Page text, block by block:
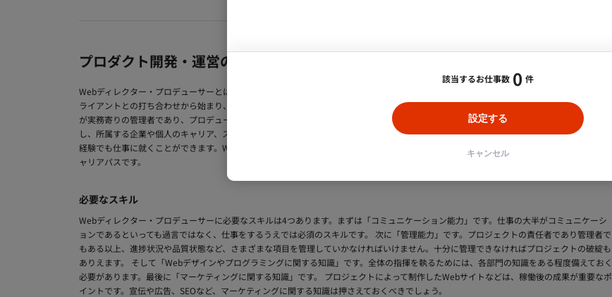
プロダクト開発・運営のお仕事をお探しの方
Webディレクター・プロデューサーとは、Webビジネスにおいてプロジェクトの指揮や管理、監督を行う責任者のことを言います。仕事はク
ライアントとの打ち合わせから始まり、予算管理や人員管理、進捗管理など、管理者としての業務を行います。 一般的にはWebディレクター
が実務寄りの管理者であり、プロデューサーが計画寄りの管理者です。平均年収は450万円前後と全体平均420万円よりも高い水準です。ただ
し、所属する企業や個人のキャリア、スキルによっては1,000万円以上の収入を得ることも可能です。 なるために必要な資格などはなく、未
経験でも仕事に就くことができます。Webディレクターのアシスタントからスタートし、最終的にプロデューサーになるのがポピュラーなキ
ャリアパスです。
必要なスキル
Webディレクター・プロデューサーに必要なスキルは4つあります。まずは「コミュニケーション能力」です。仕事の大半がコミュニケーシ
ョンであるといっても過言ではなく、仕事をするうえでは必須のスキルです。 次に「管理能力」です。プロジェクトの責任者であり管理者で
もある以上、進捗状況や品質状態など、さまざまな項目を管理していかなければいけません。十分に管理できなければプロジェクトの破綻も
ありえます。 そして「Webデザインやプログラミングに関する知識」です。全体の指揮を執るためには、各部門の知識をある程度備えておく
必要があります。最後に「マーケティングに関する知識」です。 プロジェクトによって制作したWebサイトなどは、稼働後の成果が重要なポ
イントです。宣伝や広告、SEOなど、マーケティングに関する知識は押さえておくべきでしょう。
該当するお仕事数 0 件
設定する
キャンセル